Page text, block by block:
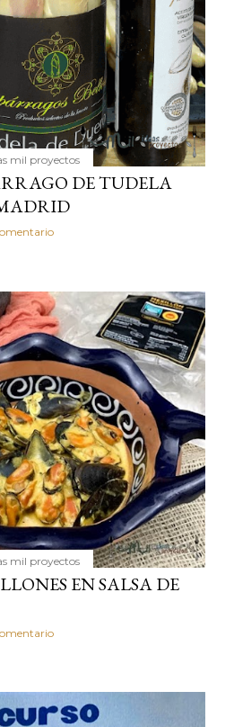
mil proyectos
DE TUDELA
mil proyectos
EN SALSA DE